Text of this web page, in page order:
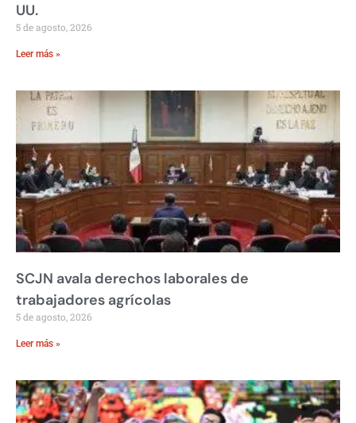
UU.
5 de agosto, 2026
Leer más »
SCJN avala derechos laborales de
trabajadores agrícolas
5 de agosto, 2026
Leer más »